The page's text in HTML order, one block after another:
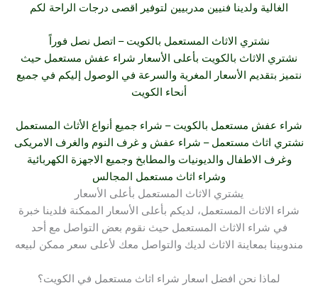
الغالية ولدينا فنيين مدربيين لتوفير اقصى درجات الراحة لكم
نشتري الاثاث المستعمل بالكويت – اتصل نصل فوراً
نشتري الاثاث بالكويت بأعلى الأسعار شراء عفش مستعمل حيث
نتميز بتقديم الأسعار المغرية والسرعة في الوصول إليكم في جميع
أنحاء الكويت
شراء عفش مستعمل بالكويت – شراء جميع أنواع الأثاث المستعمل
نشتري اثاث مستعمل – شراء عفش و غرف النوم والغرف الامريكى
وغرف الاطفال والديونيات والمطابخ وجميع الاجهزة الكهربائية
وشراء اثاث مستعمل المجالس
يشتري الاثاث المستعمل بأعلى الأسعار
شراء الاثاث المستعمل، لديكم بأعلى الأسعار الممكنة فلدينا خبرة
في شراء الاثاث المستعمل حيث نقوم بعض التواصل مع أحد
مندوبينا بمعاينة الاثاث لديك والتواصل معك لأعلى سعر ممكن لبيعه
لماذا نحن افضل اسعار شراء اثاث مستعمل في الكويت؟